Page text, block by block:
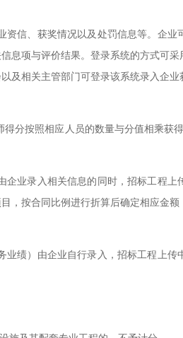
信、获奖情况以及处罚信息等。企
息项与评价结果。登录系统的方式可
及相关主管部门可登录该系统录入企
分按照相应人员的数量与分值相乘获
企业录入相关信息的同时，招标工程
，按合同比例进行折算后确定相应金
业绩）由企业自行录入，招标工程上